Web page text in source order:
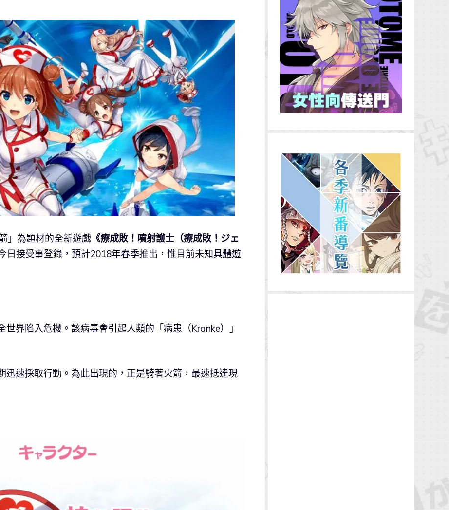
」為題材的全新遊戲 《療成敗！噴射護士（療成敗！ジェ
日接受事登錄，預計2018年春季推出，惟目前未知具體遊
界陷入危機。該病毒會引起人類的「病患（Kranke）」
迅速採取行動。為此出現的，正是騎著火箭，最速抵達現